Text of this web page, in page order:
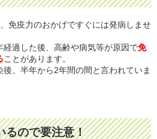
免疫力のおかげですぐには発病しませ
経過した後、高齢や病気等が原因で免
ことがあります。
、半年から2年間の間と言われていま
るので要注意！